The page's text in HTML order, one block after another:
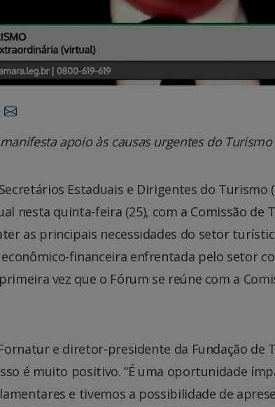
apoio às causas urgentes do Turismo
Estaduais e Dirigentes do
nesta quinta-feira (25), com a Comissão de
as principais necessidades do setor
financeira enfrentada pelo setor
vez que o Fórum se reúne com a
e diretor-presidente da Fundação de
é muito positivo. “É uma oportunidade
e tivemos a possibilidade de